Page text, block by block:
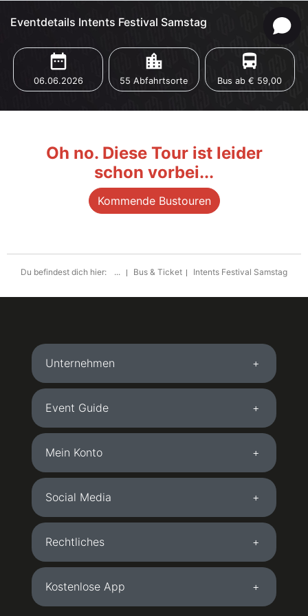
Eventdetails Intents Festival Samstag
date_range
06.06.2026
location_city
55 Abfahrtsorte
directions_bus
Bus ab € 59,00
Oh no. Diese Tour ist leider
schon vorbei...
Kommende Bustouren
Du befindest dich hier: ... Bus & Ticket Intents Festival Samstag
Unternehmen
Event Guide
Mein Konto
Social Media
Rechtliches
Kostenlose App